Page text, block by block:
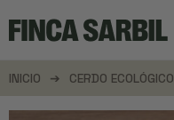
INICIO CERDO ECOLÓGICO